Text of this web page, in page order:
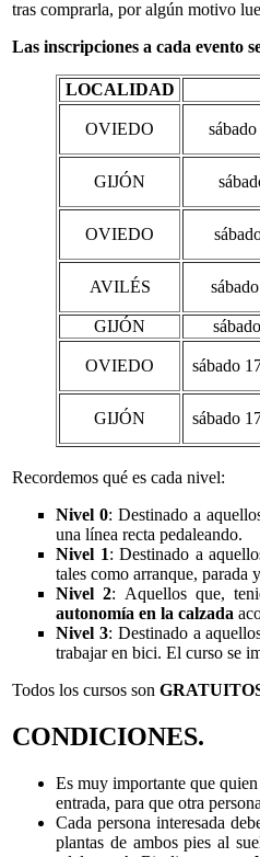
tras comprarla, por algún motivo
Las inscripciones a cada evento
LOCALIDAD
OVIEDO
GIJÓN
OVIEDO
AVILÉS
GIJÓN
OVIEDO sábado
GIJÓN sábado
Recordemos qué es cada nivel:
Nivel 0: Destinado a
una línea recta pedaleando.
Nivel 1: Destinado a
tales como arranque, parada
Nivel 2: Aquellos que,
autonomía en la calzada
Nivel 3: Destinado a
trabajar en bici. El curso se
Todos los cursos son
CONDICIONES.
Es muy importante que
entrada, para que otra
Cada persona interesada
plantas de ambos pies al